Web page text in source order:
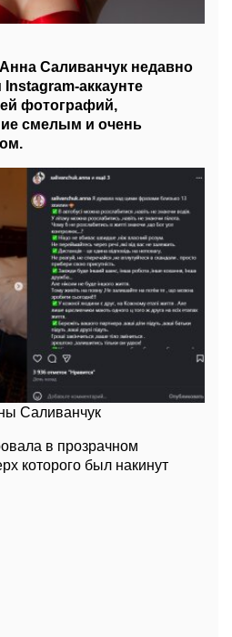
Саливанчук недавно
аккаунте
фотографий,
смелым и очень
Саливанчук
в прозрачном
которого был накинут